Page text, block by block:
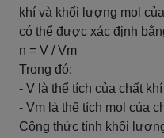
khí và khối lượng mol
có thể được xác định
n = V / Vm
Trong đó:
- V là thể tích của chất
- Vm là thể tích mol của
Công thức tính khối